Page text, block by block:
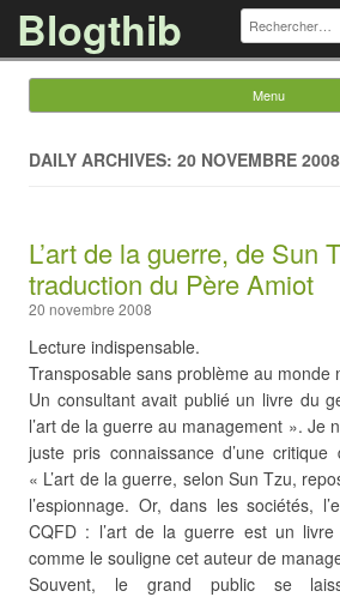
Blogthib Rechercher :
Menu
DAILY ARCHIVES: 20 NOVEMBRE 2008
L’art de la guerre, de Sun
traduction du Père Amiot
20 novembre 2008
Lecture indispensable.
Transposable sans problème au monde
Un consultant avait publié un livre du
l’art de la guerre au management ». Je
juste pris connaissance d’une
« L’art de la guerre, selon Sun Tzu,
l’espionnage. Or, dans les sociétés,
CQFD : l’art de la guerre est un livre
comme le souligne cet auteur de
Souvent, le grand public se